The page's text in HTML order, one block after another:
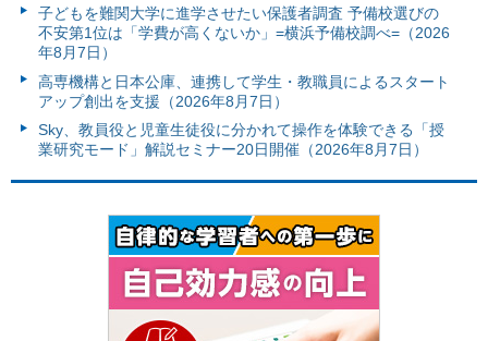
子どもを難関大学に進学させたい保護者調査 予備校選びの
不安第1位は「学費が高くないか」=横浜予備校調べ=（2026
年8月7日）
高専機構と日本公庫、連携して学生・教職員によるスタート
アップ創出を支援（2026年8月7日）
Sky、教員役と児童生徒役に分かれて操作を体験できる「授
業研究モード」解説セミナー20日開催（2026年8月7日）